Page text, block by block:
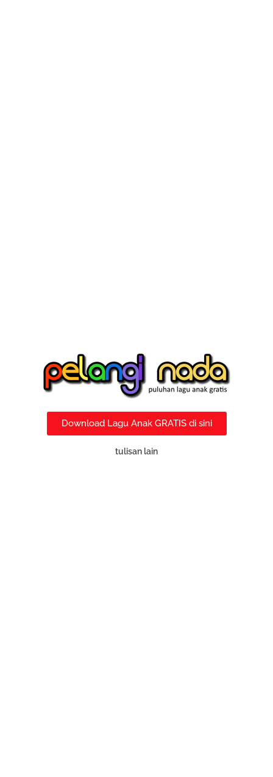
Download Lagu Anak GRATIS di sini
tulisan lain